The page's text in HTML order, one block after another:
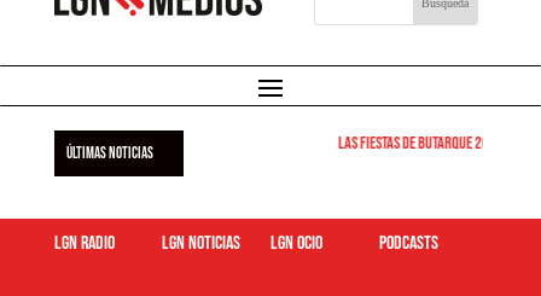
ÚLTIMAS NOTICIAS Las Fiestas de Butarque 2026
LGN Radio LGN Noticias LGN ocio podcasts